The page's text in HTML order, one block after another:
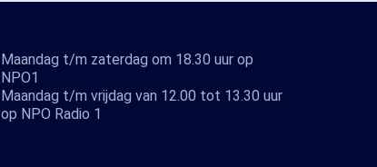
Maandag t/m zaterdag om 18.30 uur op
NPO1
Maandag t/m vrijdag van 12.00 tot 13.30 uur
op NPO Radio 1